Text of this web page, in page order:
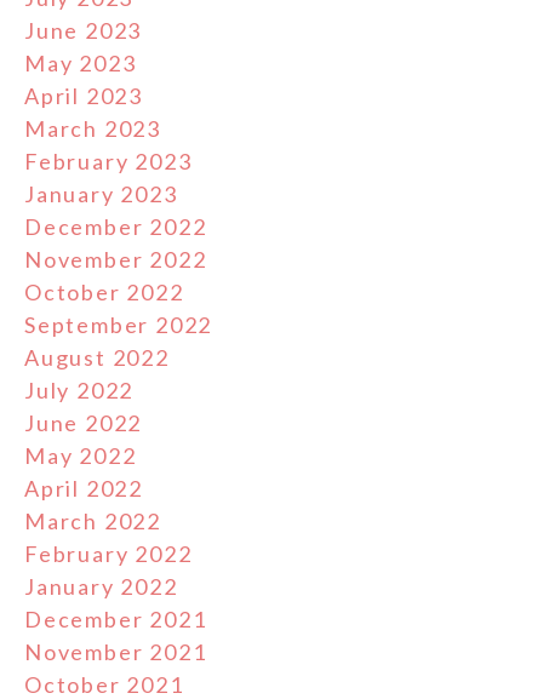
June 2023
May 2023
April 2023
March 2023
February 2023
January 2023
December 2022
November 2022
October 2022
September 2022
August 2022
July 2022
June 2022
May 2022
April 2022
March 2022
February 2022
January 2022
December 2021
November 2021
October 2021